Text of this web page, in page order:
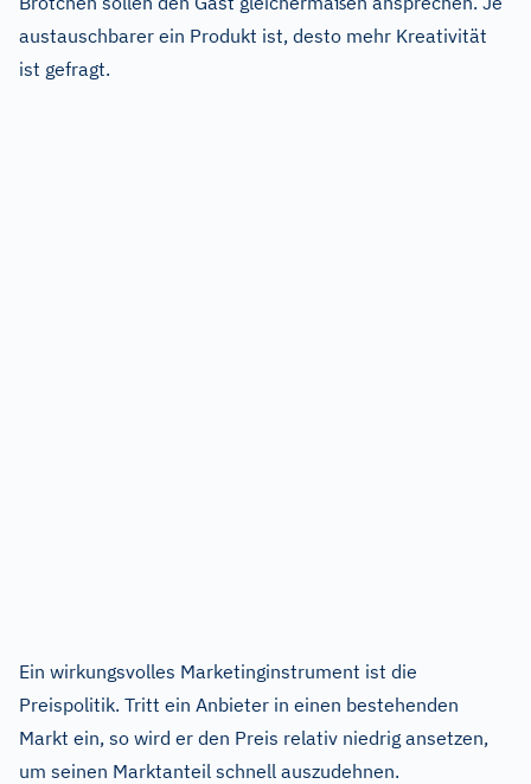
austauschbarer ein Produkt ist, desto mehr Kreativität
ist gefragt.
Ein wirkungsvolles Marketinginstrument ist die
Preispolitik. Tritt ein Anbieter in einen bestehenden
Markt ein, so wird er den Preis relativ niedrig ansetzen,
um seinen Marktanteil schnell auszudehnen.